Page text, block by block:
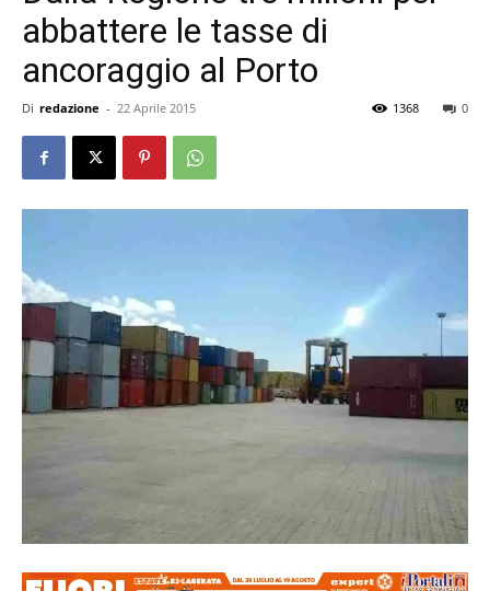
abbattere le tasse di
ancoraggio al Porto
Di redazione - 22 Aprile 2015 0
1368